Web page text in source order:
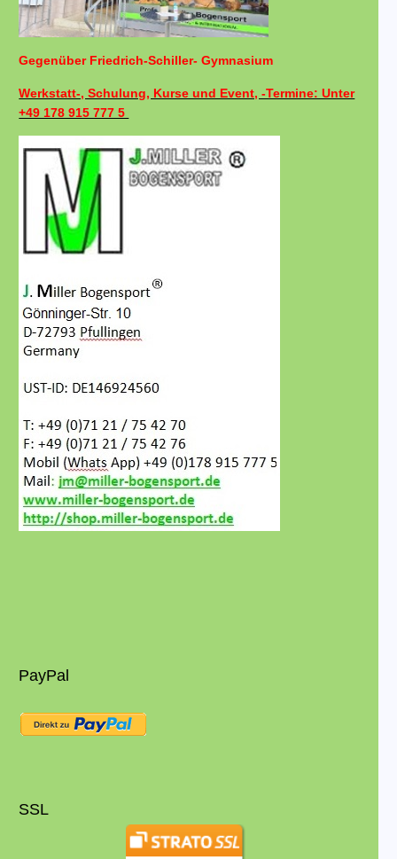
Gegenüber Friedrich-Schiller- Gymnasium
Werkstatt-, Schulung, Kurse und Event, -Termine: Unter
+49 178 915 777 5
PayPal
SSL